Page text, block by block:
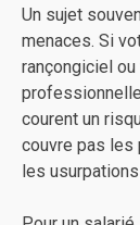
Un sujet
menaces. Si
rançongiciel
courent un
couvre pas les
les